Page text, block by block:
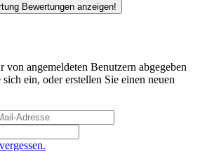
Bewertungen anzeigen!
angemeldeten Benutzern abgegeben
ein, oder erstellen Sie einen neuen